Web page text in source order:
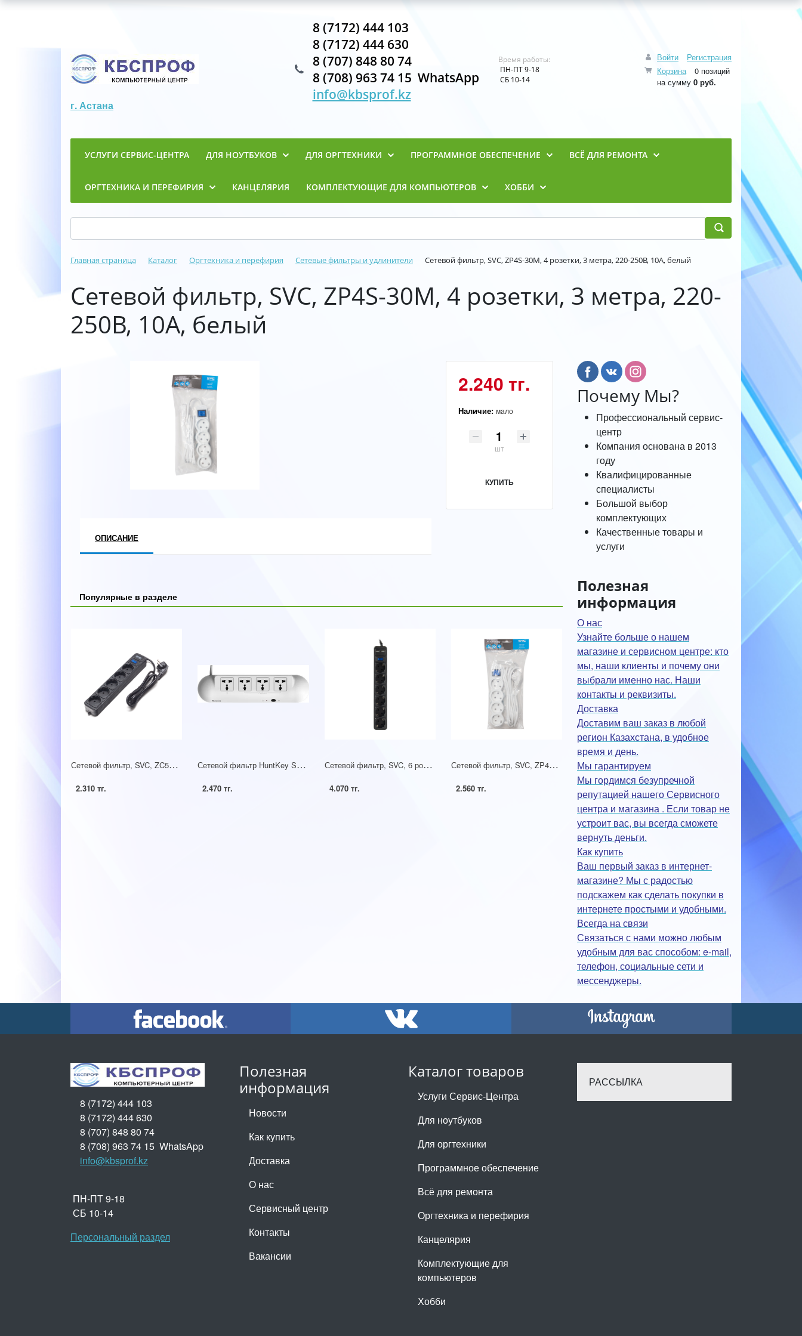
г. Астана
Войти
Регистрация
Корзина
0 позиций
на сумму 0 руб.
8 (7172) 444 103
8 (7172) 444 630
8 (707) 848 80 74
8 (708) 963 74 15 WhatsApp
info@kbsprof.kz
Время работы:
ПН-ПТ 9-18
СБ 10-14
УСЛУГИ СЕРВИС-ЦЕНТРА ДЛЯ НОУТБУКОВ ДЛЯ ОРГТЕХНИКИ ПРОГРАММНОЕ ОБЕСПЕЧЕНИЕ ВСЁ ДЛЯ РЕМОНТА
ОРГТЕХНИКА И ПЕРЕФИРИЯ КАНЦЕЛЯРИЯ КОМПЛЕКТУЮЩИЕ ДЛЯ КОМПЬЮТЕРОВ ХОББИ
Главная страница Каталог Оргтехника и перефирия Сетевые фильтры и удлинители Сетевой фильтр, SVC, ZP4S-30M, 4 розетки, 3 метра, 220-250В, 10A, белый
Сетевой фильтр, SVC, ZP4S-30M, 4 розетки, 3 метра, 220-
250В, 10A, белый
2.240 тг.
Наличие: мало
шт
КУПИТЬ
ОПИСАНИЕ
Популярные в разделе
С
етевой фильтр, SVC, ZC5S-18M, 5 розеток, 1.8 метров, 220-250В, 10A, картонная коробка, чёрный
2.310 тг.
С
етевой фильтр HuntKey SZk406 1.2 M
2.470 тг.
С
етевой фильтр, SVC, 6 розеток, 3 метра, два USB-порта, 220-250В, 10A
4.070 тг.
С
етевой фильтр, SVC, ZP4S-50M, 4 розетки, 5 метров, 220-250В, 10A, белый
2.560 тг.
Почему Мы?
Профессиональный сервис-
центр
Компания основана в 2013
году
Квалифицированные
специалисты
Большой выбор
комплектующих
Качественные товары и
услуги
Полезная
информация
О нас
Узнайте больше о нашем
магазине и сервисном центре: кто
мы, наши клиенты и почему они
выбрали именно нас. Наши
контакты и реквизиты.
Доставка
Доставим ваш заказ в любой
регион Казахстана, в удобное
время и день.
Мы гарантируем
Мы гордимся безупречной
репутацией нашего Сервисного
центра и магазина . Если товар не
устроит вас, вы всегда сможете
вернуть деньги.
Как купить
Ваш первый заказ в интернет-
магазине? Мы с радостью
подскажем как сделать покупки в
интернете простыми и удобными.
Всегда на связи
Связаться с нами можно любым
удобным для вас способом: e-mail,
телефон, социальные сети и
мессенджеры.
Полезная
информация
Новости
Как купить
Доставка
О нас
Сервисный центр
Контакты
Вакансии
Каталог товаров
Услуги Сервис-Центра
Для ноутбуков
Для оргтехники
Программное обеспечение
Всё для ремонта
Оргтехника и перефирия
Канцелярия
Комплектующие для
компьютеров
Хобби
РАССЫЛКА
8 (7172) 444 103
8 (7172) 444 630
8 (707) 848 80 74
8 (708) 963 74 15 WhatsApp
info@kbsprof.kz
ПН-ПТ 9-18
СБ 10-14
Персональный раздел